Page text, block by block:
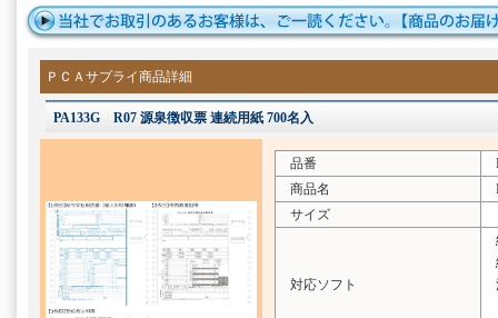
ＰＣＡサプライ商品詳細
PA133G R07 源泉徴収票 連続用紙 700名入
品番
商品名
サイズ
対応ソフト